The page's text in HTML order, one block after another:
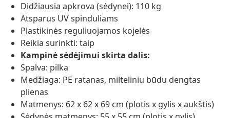
Didžiausia apkrova (sėdynei): 110 kg
Atsparus UV spinduliams
Plastikinės reguliuojamos kojelės
Reikia surinkti: taip
Kampinė sėdėjimui skirta dalis:
Spalva: pilka
Medžiaga: PE ratanas, milteliniu būdu dengtas
plienas
Matmenys: 62 x 62 x 69 cm (plotis x gylis x aukštis)